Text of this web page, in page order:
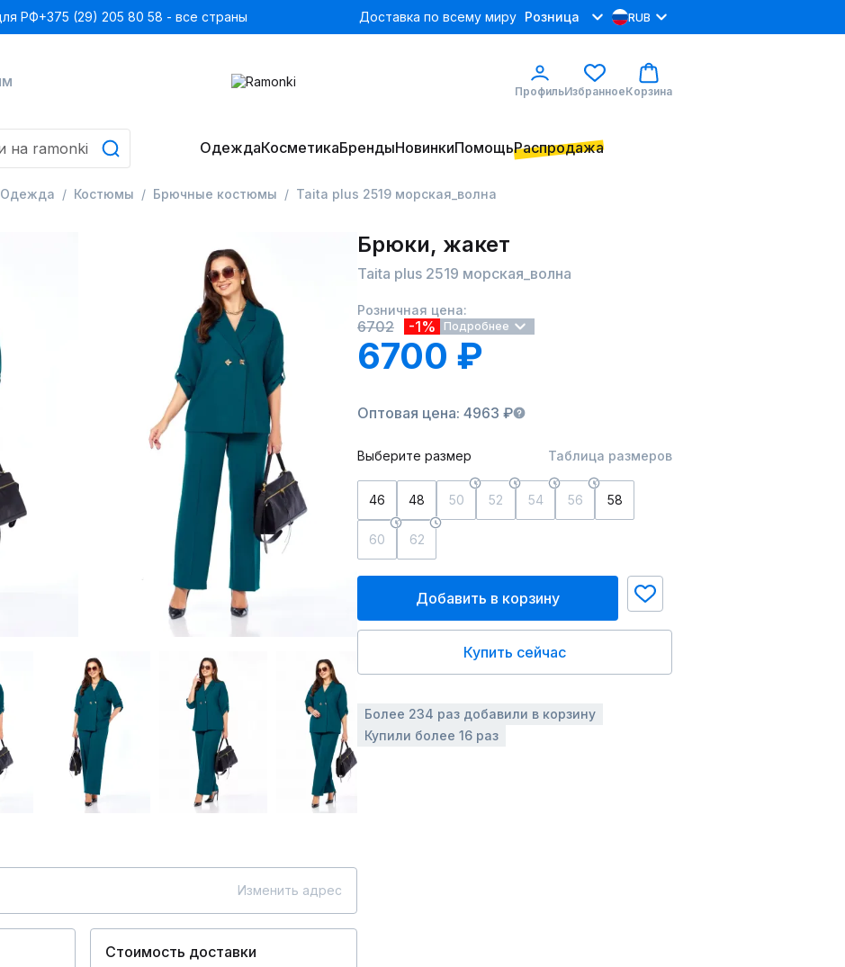
РФ+375 (29) 205 80 58 - все страны Доставка по всему миру Розница RUB
ПрофильИзбранноеКорзина
ОдеждаКосметикаБрендыНовинкиПомощьРаспродажа
Одежда Костюмы Брючные костюмы Taita plus 2519 морская_волна
Изменить адрес
Стоимость доставки
Брюки, жакет
Taita plus 2519 морская_волна
Розничная цена:
6702 -1% Подробнее
6700 ₽
Оптовая цена: 4963 ₽
Выберите размер Таблица размеров
46 48 50 52 54 56 58
60 62
Добавить в корзину
Купить сейчас
Более 234 раз добавили в корзину
Купили более 16 раз